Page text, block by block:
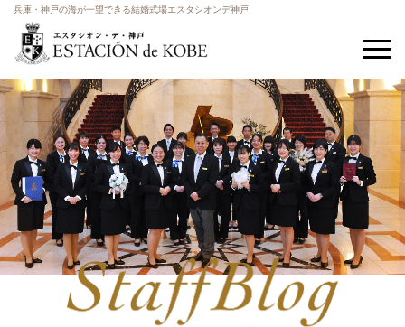
兵庫・神戸の海が一望できる結婚式場エスタシオンデ神戸